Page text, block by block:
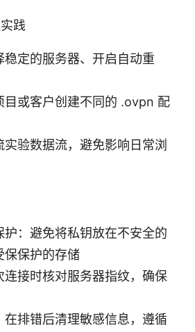
践
稳定的服务器、开启自动重
目或客户创建不同的 .ovpn 配
验数据流，避免影响日常浏
护：避免将私钥放在不安全的
保保护的存储
连接时核对服务器指纹，确保
在排错后清理敏感信息，遵循